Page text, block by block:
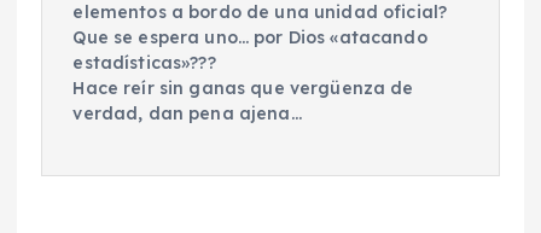
elementos a bordo de una unidad oficial?
Que se espera uno… por Dios «atacando
estadísticas»???
Hace reír sin ganas que vergüenza de
verdad, dan pena ajena…